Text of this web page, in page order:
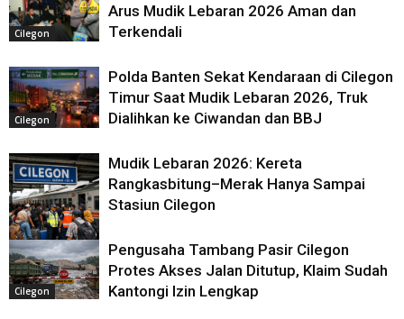
Cilegon
Arus Mudik Lebaran 2026 Aman dan
Terkendali
Cilegon
Polda Banten Sekat Kendaraan di Cilegon
Timur Saat Mudik Lebaran 2026, Truk
Dialihkan ke Ciwandan dan BBJ
Cilegon
Mudik Lebaran 2026: Kereta
Rangkasbitung–Merak Hanya Sampai
Stasiun Cilegon
Cilegon
Pengusaha Tambang Pasir Cilegon
Protes Akses Jalan Ditutup, Klaim Sudah
Kantongi Izin Lengkap